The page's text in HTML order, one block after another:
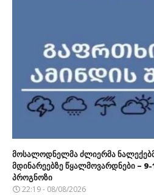
მოსალოდნელმა ძლიერმა
მდინარეებზე წყალმოვარდნები – 9-
პროგნოზი
22:19 - 08/08/2026